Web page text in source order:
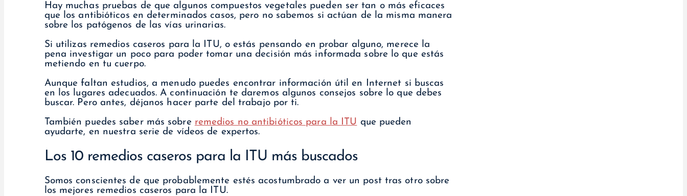
Hay muchas pruebas de que algunos compuestos vegetales pueden ser tan o más eficaces
que los antibióticos en determinados casos, pero no sabemos si actúan de la misma manera
sobre los patógenos de las vías urinarias.
Si utilizas remedios caseros para la ITU, o estás pensando en probar alguno, merece la
pena investigar un poco para poder tomar una decisión más informada sobre lo que estás
metiendo en tu cuerpo.
Aunque faltan estudios, a menudo puedes encontrar información útil en Internet si buscas
en los lugares adecuados. A continuación te daremos algunos consejos sobre lo que debes
buscar. Pero antes, déjanos hacer parte del trabajo por ti.
También puedes saber más sobre remedios no antibióticos para la ITU que pueden
ayudarte, en nuestra serie de vídeos de expertos.
Los 10 remedios caseros para la ITU más buscados
Somos conscientes de que probablemente estés acostumbrado a ver un post tras otro sobre
los mejores remedios caseros para la ITU.